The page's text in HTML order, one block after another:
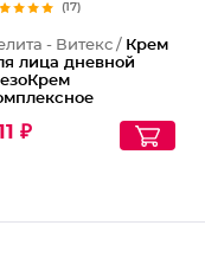
(17)
- Витекс / Крем
лица дневной
₽